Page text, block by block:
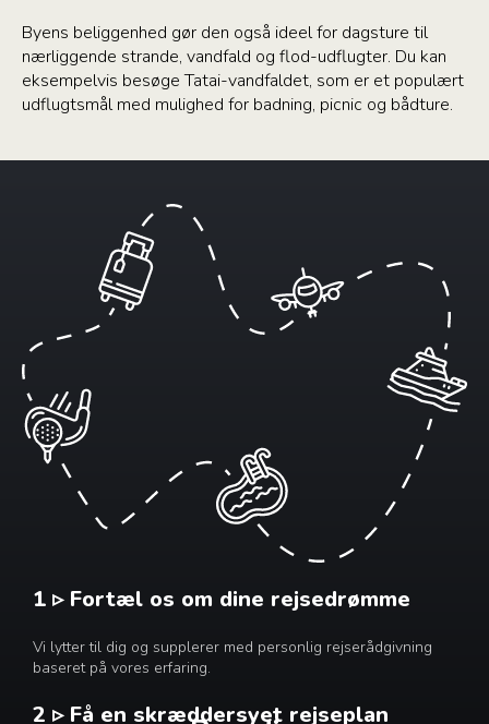
Byens beliggenhed gør den også ideel for dagsture til
nærliggende strande, vandfald og flod-udflugter. Du kan
eksempelvis besøge Tatai-vandfaldet, som er et populært
udflugtsmål med mulighed for badning, picnic og bådture.
1 ▹ Fortæl os om dine rejsedrømme
Vi lytter til dig og supplerer med personlig rejserådgivning
baseret på vores erfaring.
2 ▹ Få en skræddersyet rejseplan